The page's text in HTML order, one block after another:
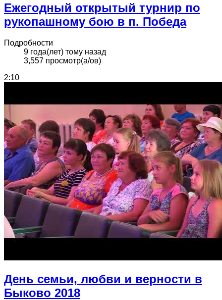
Ежегодный открытый турнир по
рукопашному бою в п. Победа
Подробности
9 года(лет) тому назад
3,557 просмотр(а/ов)
2:10
День семьи, любви и верности в
Быково 2018